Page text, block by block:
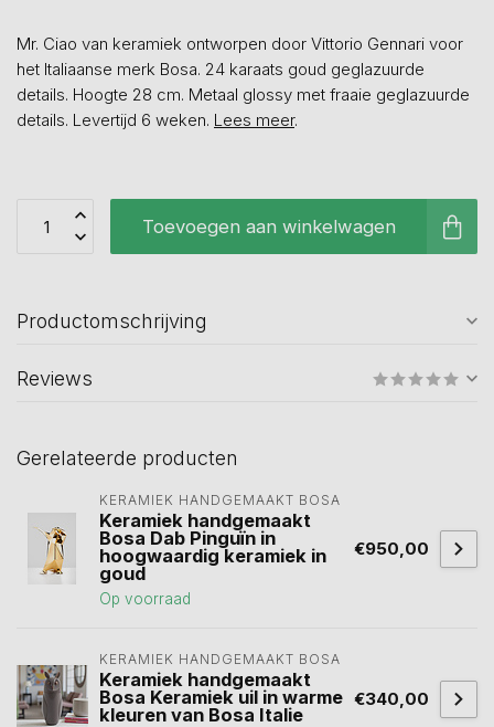
Mr. Ciao van keramiek ontworpen door Vittorio Gennari voor
het Italiaanse merk Bosa. 24 karaats goud geglazuurde
details. Hoogte 28 cm. Metaal glossy met fraaie geglazuurde
details. Levertijd 6 weken. Lees meer.
Toevoegen aan winkelwagen
Productomschrijving
Reviews
Gerelateerde producten
Keramiek handgemaakt
Bosa Dab Pinguïn in
hoogwaardig keramiek in
goud
Op voorraad
€950,00
Keramiek handgemaakt
Bosa Keramiek uil in warme
kleuren van Bosa Italie
€340,00